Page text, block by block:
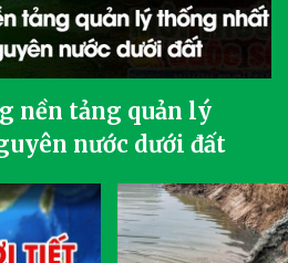
nền tảng quản lý
nước dưới đất